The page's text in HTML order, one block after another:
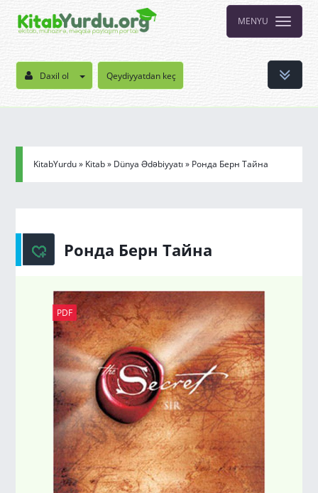
MENYU
Daxil ol Qeydiyyatdan keç
KitabYurdu» Kitab» Dünya Ədəbiyyatı » Ронда Берн Тайна
Ронда Берн Тайна
PDF